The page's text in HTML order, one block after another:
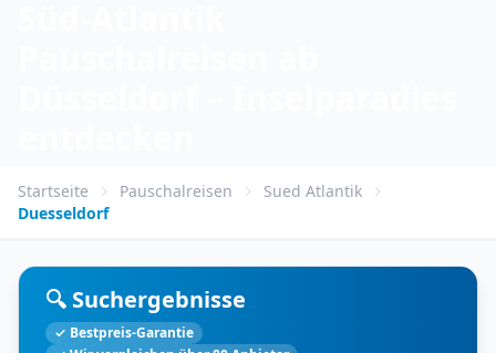
Startseite Pauschalreisen
Sued Atlantik
Duesseldorf
🔍 Suchergebnisse
✓ Bestpreis-Garantie